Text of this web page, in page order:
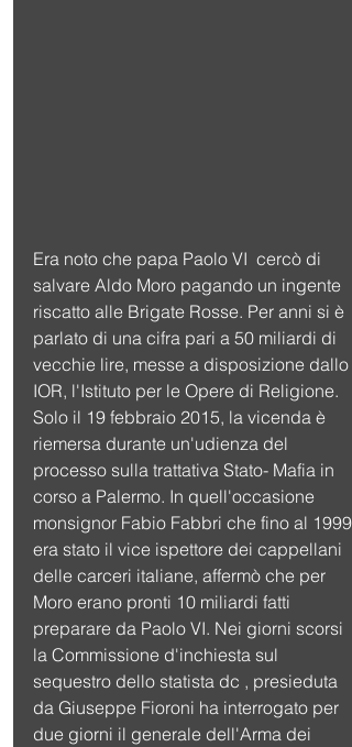
Era noto che papa Paolo VI  cercò di
salvare Aldo Moro pagando un ingente
riscatto alle Brigate Rosse. Per anni si è
parlato di una cifra pari a 50 miliardi di
vecchie lire, messe a disposizione dallo
IOR, l'Istituto per le Opere di Religione.
Solo il 19 febbraio 2015, la vicenda è
riemersa durante un'udienza del
processo sulla trattativa Stato- Mafia in
corso a Palermo. In quell'occasione
monsignor Fabio Fabbri che fino al 1999
era stato il vice ispettore dei cappellani
delle carceri italiane, affermò che per
Moro erano pronti 10 miliardi fatti
preparare da Paolo VI. Nei giorni scorsi
la Commissione d'inchiesta sul
sequestro dello statista dc , presieduta
da Giuseppe Fioroni ha interrogato per
due giorni il generale dell'Arma dei